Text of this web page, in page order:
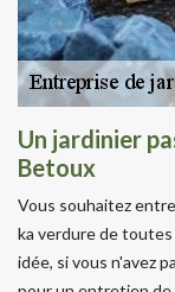
Un jardinier
Betoux
Vous souhaitez
ka verdure de
idée, si vous n'avez